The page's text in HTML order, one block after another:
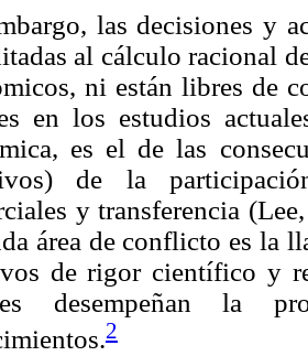
las decisiones y
al cálculo racional
ni están libres de
en los estudios
es el de las
de la
y transferencia
área de conflicto es la
de rigor científico y
desempeñan la
2